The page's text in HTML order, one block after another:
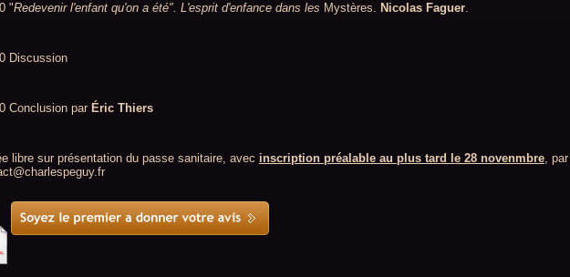
"Redevenir l'enfant qu'on a été". L'esprit d'enfance dans les Mystères. Nicolas Faguer.
Discussion
Conclusion par Éric Thiers
libre sur présentation du passe sanitaire, avec inscription préalable au plus tard le 28 novenmbre,